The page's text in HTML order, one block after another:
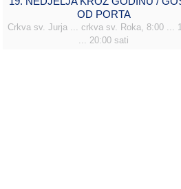
OD PORTA
Crkva sv. Jurja ... crkva sv. Roka, 8:00 ...
... 20:00 sati